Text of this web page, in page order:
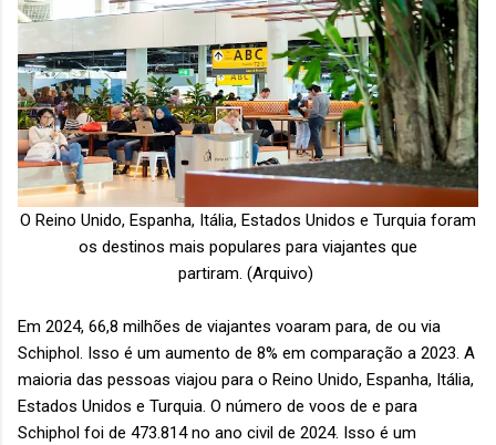
O Reino Unido, Espanha, Itália, Estados Unidos e Turquia foram
os destinos mais populares para viajantes que
partiram. (Arquivo)
Em 2024, 66,8 milhões de viajantes voaram para, de ou via
Schiphol. Isso é um aumento de 8% em comparação a 2023. A
maioria das pessoas viajou para o Reino Unido, Espanha, Itália,
Estados Unidos e Turquia. O número de voos de e para
Schiphol foi de 473.814 no ano civil de 2024. Isso é um